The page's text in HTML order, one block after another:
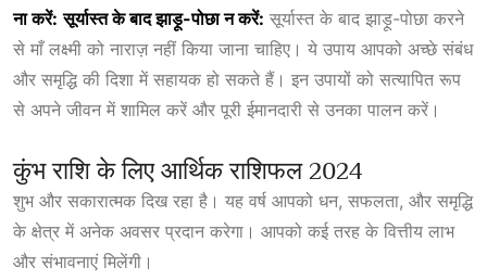
ना करें: सूर्यास्त के बाद झाड़ू-पोछा न करें: सूर्यास्त के बाद झाड़ू-पोछा करने
से माँ लक्ष्मी को नाराज़ नहीं किया जाना चाहिए। ये उपाय आपको अच्छे संबंध
और समृद्धि की दिशा में सहायक हो सकते हैं। इन उपायों को सत्यापित रूप
से अपने जीवन में शामिल करें और पूरी ईमानदारी से उनका पालन करें।
कुंभ राशि के लिए आर्थिक राशिफल 2024
शुभ और सकारात्मक दिख रहा है। यह वर्ष आपको धन, सफलता, और समृद्धि
के क्षेत्र में अनेक अवसर प्रदान करेगा। आपको कई तरह के वित्तीय लाभ
और संभावनाएं मिलेंगी।